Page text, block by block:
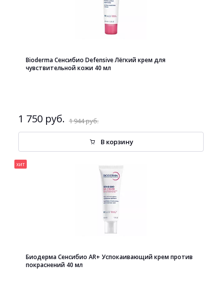
Bioderma Сенсибио Defensive Лёгкий крем для
чувствительной кожи 40 мл
1 750 руб. 1 944 руб.
В корзину
хит
Биодерма Сенсибио AR+ Успокаивающий крем против
покраснений 40 мл